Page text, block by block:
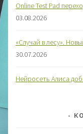
Online Test Pad
03.08.2026
«Случай в лесу».
30.07.2026
Нейросеть Алиса